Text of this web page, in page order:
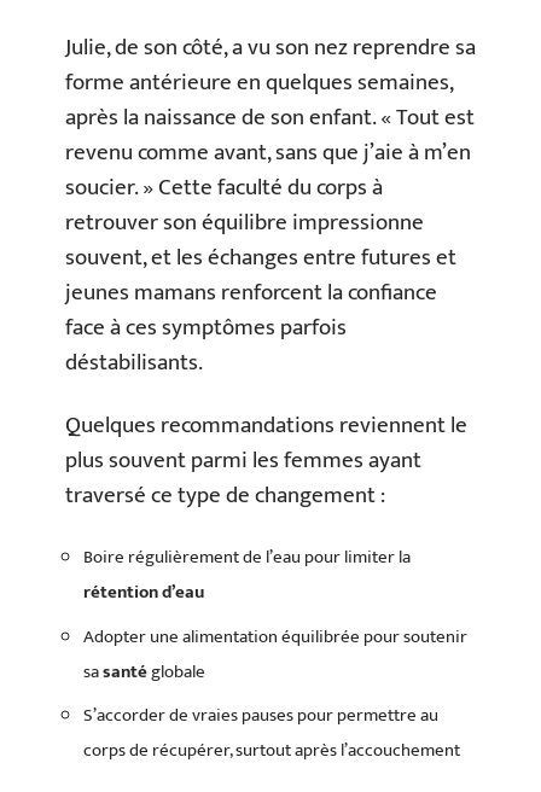
Julie, de son côté, a vu son nez reprendre sa
forme antérieure en quelques semaines,
après la naissance de son enfant. « Tout est
revenu comme avant, sans que j’aie à m’en
soucier. » Cette faculté du corps à
retrouver son équilibre impressionne
souvent, et les échanges entre futures et
jeunes mamans renforcent la confiance
face à ces symptômes parfois
déstabilisants.
Quelques recommandations reviennent le
plus souvent parmi les femmes ayant
traversé ce type de changement :
Boire régulièrement de l’eau pour limiter la
rétention d’eau
Adopter une alimentation équilibrée pour soutenir
sasantéglobale
S’accorder de vraies pauses pour permettre au
corps de récupérer, surtout après l’accouchement